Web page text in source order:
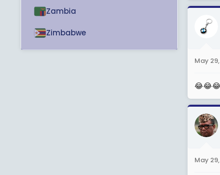
a
i
s
May
😂😂😂
May
Zambia
Zimbabwe